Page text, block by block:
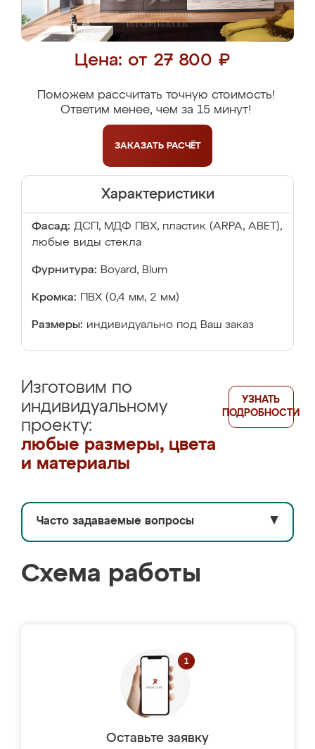
Цена: от 27 800 ₽
Поможем рассчитать точную стоимость!
Ответим менее, чем за 15 минут!
ЗАКАЗАТЬ РАСЧЁТ
Характеристики
Фасад: ДСП, МДФ ПВХ, пластик (ARPA, ABET),
любые виды стекла
Фурнитура: Boyard, Blum
Кромка: ПВХ (0,4 мм, 2 мм)
Размеры: индивидуально под Ваш заказ
Изготовим по
индивидуальному
проекту:
любые размеры, цвета
и материалы
УЗНАТЬ
ПОДРОБНОСТИ
Часто задаваемые вопросы ▼
Схема работы
Оставьте заявку